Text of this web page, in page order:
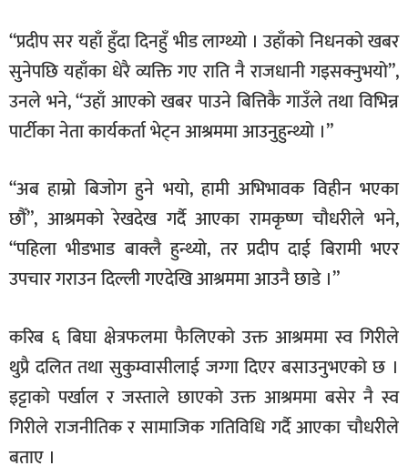
“प्रदीप सर यहाँ हुँदा दिनहुँ भीड लाग्थ्यो । उहाँको निधनको खबर
सुनेपछि यहाँका धेरै व्यक्ति गए राति नै राजधानी गइसक्नुभयो”,
उनले भने, “उहाँ आएको खबर पाउने बित्तिकै गाउँले तथा विभिन्न
पार्टीका नेता कार्यकर्ता भेट्न आश्रममा आउनुहुन्थ्यो ।”
“अब हाम्रो बिजोग हुने भयो, हामी अभिभावक विहीन भएका
छौँ”, आश्रमको रेखदेख गर्दै आएका रामकृष्ण चौधरीले भने,
“पहिला भीडभाड बाक्लै हुन्थ्यो, तर प्रदीप दाई बिरामी भएर
उपचार गराउन दिल्ली गएदेखि आश्रममा आउनै छाडे ।”
करिब ६ बिघा क्षेत्रफलमा फैलिएको उक्त आश्रममा स्व गिरीले
थुप्रै दलित तथा सुकुम्वासीलाई जग्गा दिएर बसाउनुभएको छ ।
इट्टाको पर्खाल र जस्ताले छाएको उक्त आश्रममा बसेर नै स्व
गिरीले राजनीतिक र सामाजिक गतिविधि गर्दै आएका चौधरीले
बताए ।